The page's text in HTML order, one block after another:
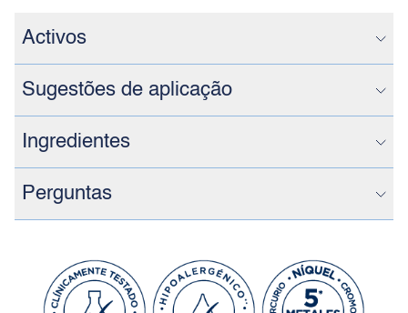
Activos
Sugestões de aplicação
Ingredientes
Perguntas